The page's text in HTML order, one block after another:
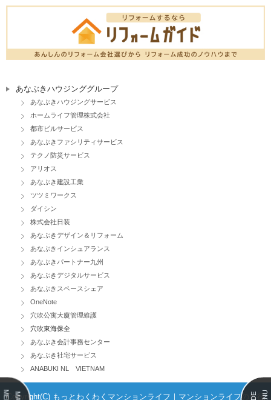
あなぶきハウジンググループ
あなぶきハウジングサービス
ホームライフ管理株式会社
都市ビルサービス
あなぶきファシリティサービス
テクノ防災サービス
アリオス
あなぶき建設工業
ツツミワークス
ダイシン
株式会社日装
あなぶきデザイン＆リフォーム
あなぶきインシュアランス
あなぶきパートナー九州
あなぶきデジタルサービス
あなぶきスペースシェア
OneNote
穴吹公寓大廈管理維護
穴吹東海保全
あなぶき会計事務センター
あなぶき社宅サービス
ANABUKI NL VIETNAM
Copyright(C) もっとわくわくマンションライフ｜マンションライフのお役